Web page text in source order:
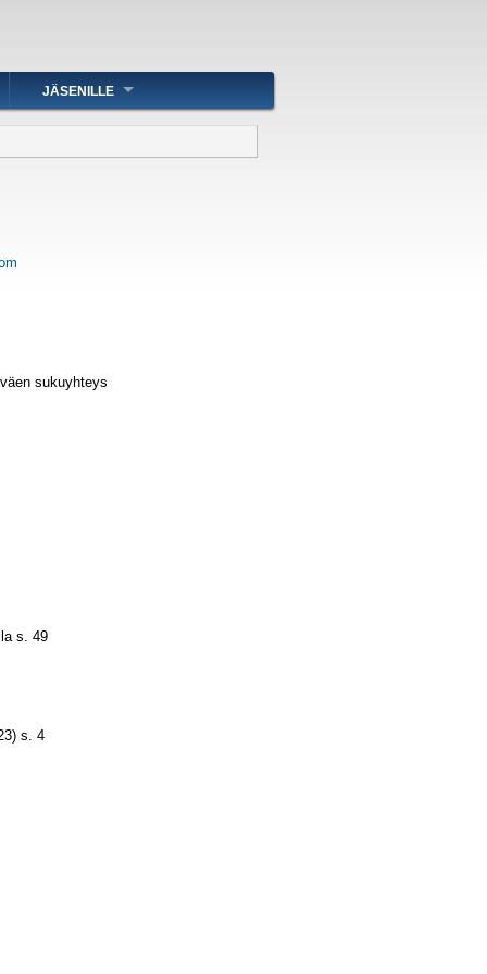
JÄSENILLE
sukuyhteys
s. 49
s. 4